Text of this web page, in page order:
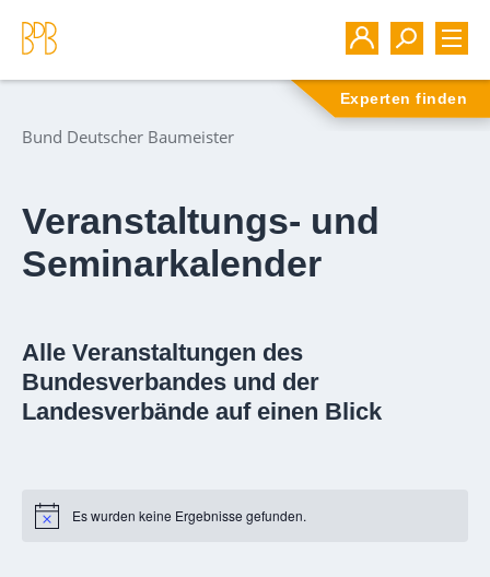
Experten finden
Bund Deutscher Baumeister
Veranstaltungs- und
Seminarkalender
Alle Veranstaltungen des
Bundesverbandes und der
Landesverbände auf einen Blick
Notice Es wurden keine Ergebnisse gefunden.